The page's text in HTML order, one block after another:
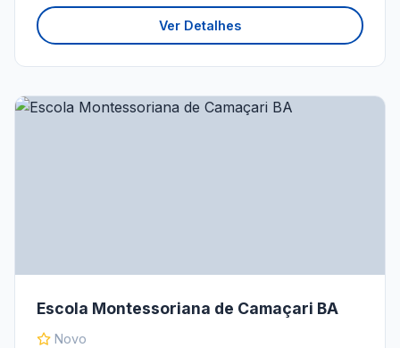
Ver Detalhes
Escola Montessoriana de Camaçari BA
Novo